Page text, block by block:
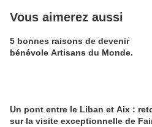
Vous aimerez aussi
5 bonnes raisons de devenir
bénévole Artisans du Monde.
Un pont entre le Liban et Aix :
sur la visite exceptionnelle de